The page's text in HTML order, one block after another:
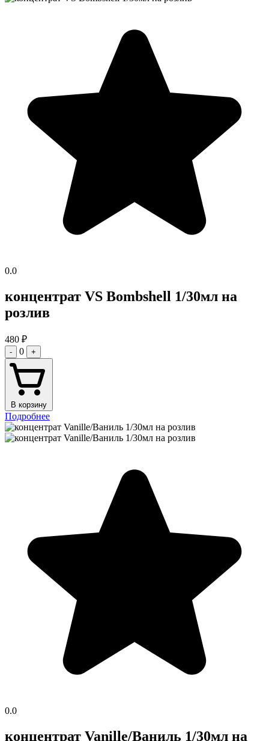
0.0
концентрат VS Bombshell 1/30мл на
розлив
480 ₽
- 0 +
В корзину
Подробнее
0.0
концентрат Vanille/Ваниль 1/30мл на